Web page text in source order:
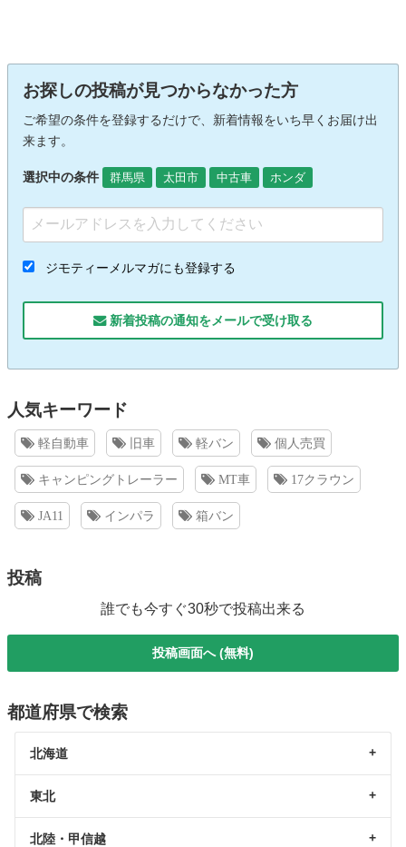
お探しの投稿が見つからなかった方
ご希望の条件を登録するだけで、新着情報をいち早くお届け出
来ます。
選択中の条件 群馬県 太田市 中古車 ホンダ
ジモティーメルマガにも登録する
新着投稿の通知をメールで受け取る
人気キーワード
軽自動車 旧車 軽バン 個人売買
キャンピングトレーラー MT車 17クラウン
JA11 インパラ 箱バン
投稿
誰でも今すぐ30秒で投稿出来る
投稿画面へ (無料)
都道府県で検索
北海道
東北
北陸・甲信越